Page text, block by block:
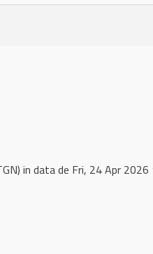
in data de Fri, 24 Apr